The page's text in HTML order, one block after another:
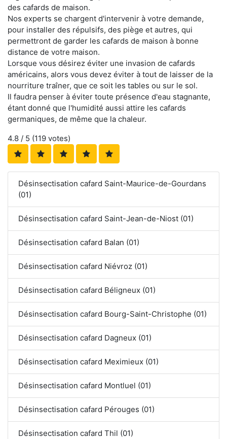
des cafards de maison.
Nos experts se chargent d'intervenir à votre demande,
pour installer des répulsifs, des piège et autres, qui
permettront de garder les cafards de maison à bonne
distance de votre maison.
Lorsque vous désirez éviter une invasion de cafards
américains, alors vous devez éviter à tout de laisser de la
nourriture traîner, que ce soit les tables ou sur le sol.
Il faudra penser à éviter toute présence d'eau stagnante,
étant donné que l'humidité aussi attire les cafards
germaniques, de même que la chaleur.
4.8 / 5 (119 votes)
Désinsectisation cafard Saint-Maurice-de-Gourdans
(01)
Désinsectisation cafard Saint-Jean-de-Niost (01)
Désinsectisation cafard Balan (01)
Désinsectisation cafard Niévroz (01)
Désinsectisation cafard Béligneux (01)
Désinsectisation cafard Bourg-Saint-Christophe (01)
Désinsectisation cafard Dagneux (01)
Désinsectisation cafard Meximieux (01)
Désinsectisation cafard Montluel (01)
Désinsectisation cafard Pérouges (01)
Désinsectisation cafard Thil (01)